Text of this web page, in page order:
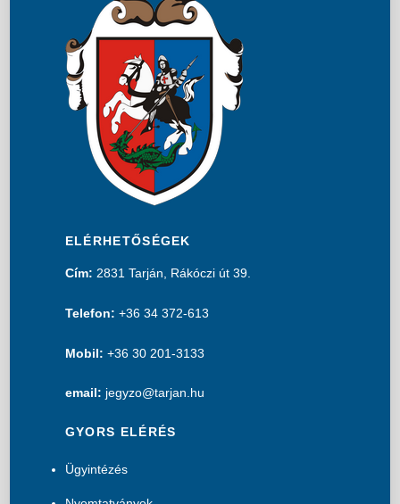
ELÉRHETŐSÉGEK
Cím: 2831 Tarján, Rákóczi út 39.
Telefon: +36 34 372-613
Mobil: +36 30 201-3133
email: jegyzo@tarjan.hu
GYORS ELÉRÉS
Ügyintézés